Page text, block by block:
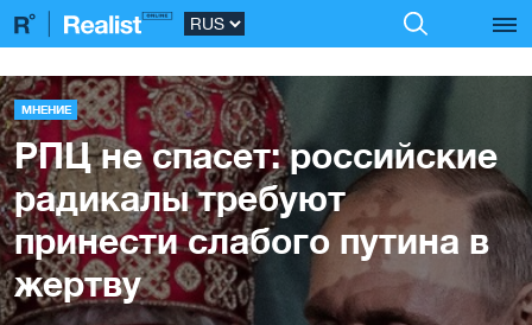
МНЕНИЕ
РПЦ не спасет: российские
радикалы требуют
принести слабого путина в
жертву